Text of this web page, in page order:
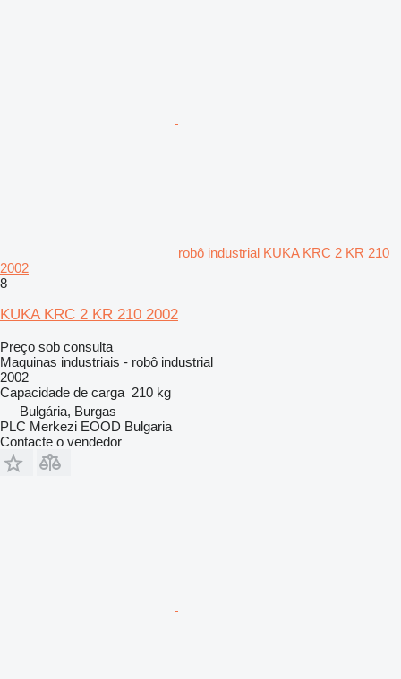
robô industrial KUKA KRC 2 KR 210
2002
8
KUKA KRC 2 KR 210 2002
Preço sob consulta
Maquinas industriais - robô industrial
2002
Capacidade de carga 210 kg
Bulgária, Burgas
PLC Merkezi EOOD Bulgaria
Contacte o vendedor